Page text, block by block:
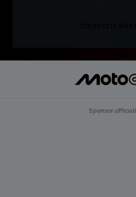
Sponsor ufficiali